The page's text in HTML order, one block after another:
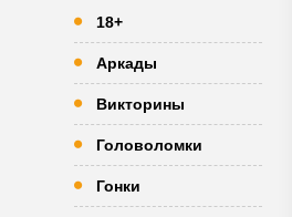
18+
Аркады
Викторины
Головоломки
Гонки